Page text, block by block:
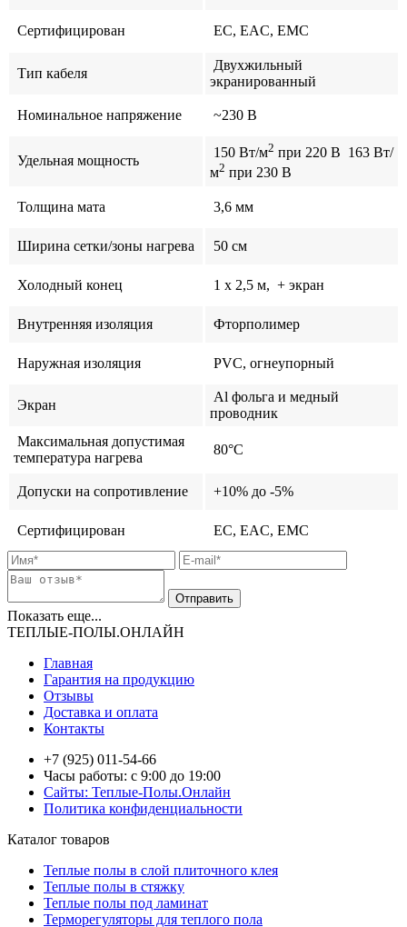
Сертифицирован ЕС, EAC, EMC
Тип кабеля
Двухжильный
экранированный
Номинальное напряжение ~230 В
Удельная мощность
150 Вт/м2 при 220 В 163 Вт/
м2 при 230 В
Толщина мата 3,6 мм
Ширина сетки/зоны нагрева 50 см
Холодный конец 1 x 2,5 м, + экран
Внутренняя изоляция Фторполимер
Наружная изоляция PVC, огнеупорный
Экран
Al фольга и медный
проводник
Максимальная допустимая
температура нагрева
80°C
Допуски на сопротивление +10% до -5%
Сертифицирован ЕС, EAC, EMC
Показать еще...
ТЕПЛЫЕ-ПОЛЫ.ОНЛАЙН
Главная
Гарантия на продукцию
Отзывы
Доставка и оплата
Контакты
+7 (925) 011-54-66
Часы работы: с 9:00 до 19:00
Сайты: Теплые-Полы.Онлайн
Политика конфиденциальности
Каталог товаров
Теплые полы в слой плиточного клея
Теплые полы в стяжку
Теплые полы под ламинат
Терморегуляторы для теплого пола